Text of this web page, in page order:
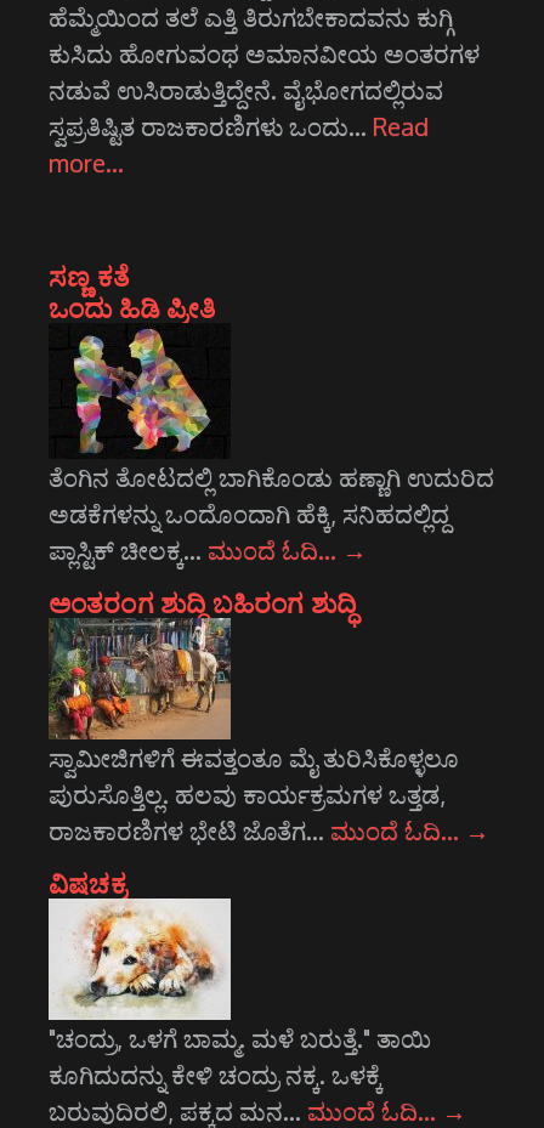
ಹೆಮ್ಮೆಯಿಂದ ತಲೆ ಎತ್ತಿ ತಿರುಗಬೇಕಾದವನು ಕುಗ್ಗಿ
ಕುಸಿದು ಹೋಗುವಂಥ ಅಮಾನವೀಯ ಅಂತರಗಳ
ನಡುವೆ ಉಸಿರಾಡುತ್ತಿದ್ದೇನೆ. ವೈಭೋಗದಲ್ಲಿರುವ
ಸ್ವಪ್ರತಿಷ್ಟಿತ ರಾಜಕಾರಣಿಗಳು ಒಂದು… Read
more…
ಸಣ್ಣ ಕತೆ
ಒಂದು ಹಿಡಿ ಪ್ರೀತಿ
ತೆಂಗಿನ ತೋಟದಲ್ಲಿ ಬಾಗಿಕೊಂಡು ಹಣ್ಣಾಗಿ ಉದುರಿದ
ಅಡಕೆಗಳನ್ನು ಒಂದೊಂದಾಗಿ ಹೆಕ್ಕಿ, ಸನಿಹದಲ್ಲಿದ್ದ
ಪ್ಲಾಸ್ಟಿಕ್ ಚೀಲಕ್ಕ… ಮುಂದೆ ಓದಿ… →
ಅಂತರಂಗ ಶುದ್ಧಿ ಬಹಿರಂಗ ಶುದ್ಧಿ
ಸ್ವಾಮೀಜಿಗಳಿಗೆ ಈವತ್ತಂತೂ ಮೈ ತುರಿಸಿಕೊಳ್ಳಲೂ
ಪುರುಸೊತ್ತಿಲ್ಲ. ಹಲವು ಕಾರ್ಯಕ್ರಮಗಳ ಒತ್ತಡ,
ರಾಜಕಾರಣಿಗಳ ಭೇಟಿ ಜೊತೆಗ… ಮುಂದೆ ಓದಿ… →
ವಿಷಚಕ್ರ
"ಚಂದ್ರು, ಒಳಗೆ ಬಾಮ್ಮ. ಮಳೆ ಬರುತ್ತೆ." ತಾಯಿ
ಕೂಗಿದುದನ್ನು ಕೇಳಿ ಚಂದ್ರು ನಕ್ಕ. ಒಳಕ್ಕೆ
ಬರುವುದಿರಲಿ, ಪಕ್ಕದ ಮನ… ಮುಂದೆ ಓದಿ… →